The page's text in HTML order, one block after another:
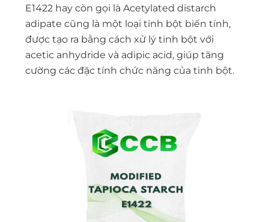
E1422 hay còn gọi là Acetylated distarch
adipate cũng là một loại tinh bột biến tính,
được tạo ra bằng cách xử lý tinh bột với
acetic anhydride và adipic acid, giúp tăng
cường các đặc tính chức năng của tinh bột.